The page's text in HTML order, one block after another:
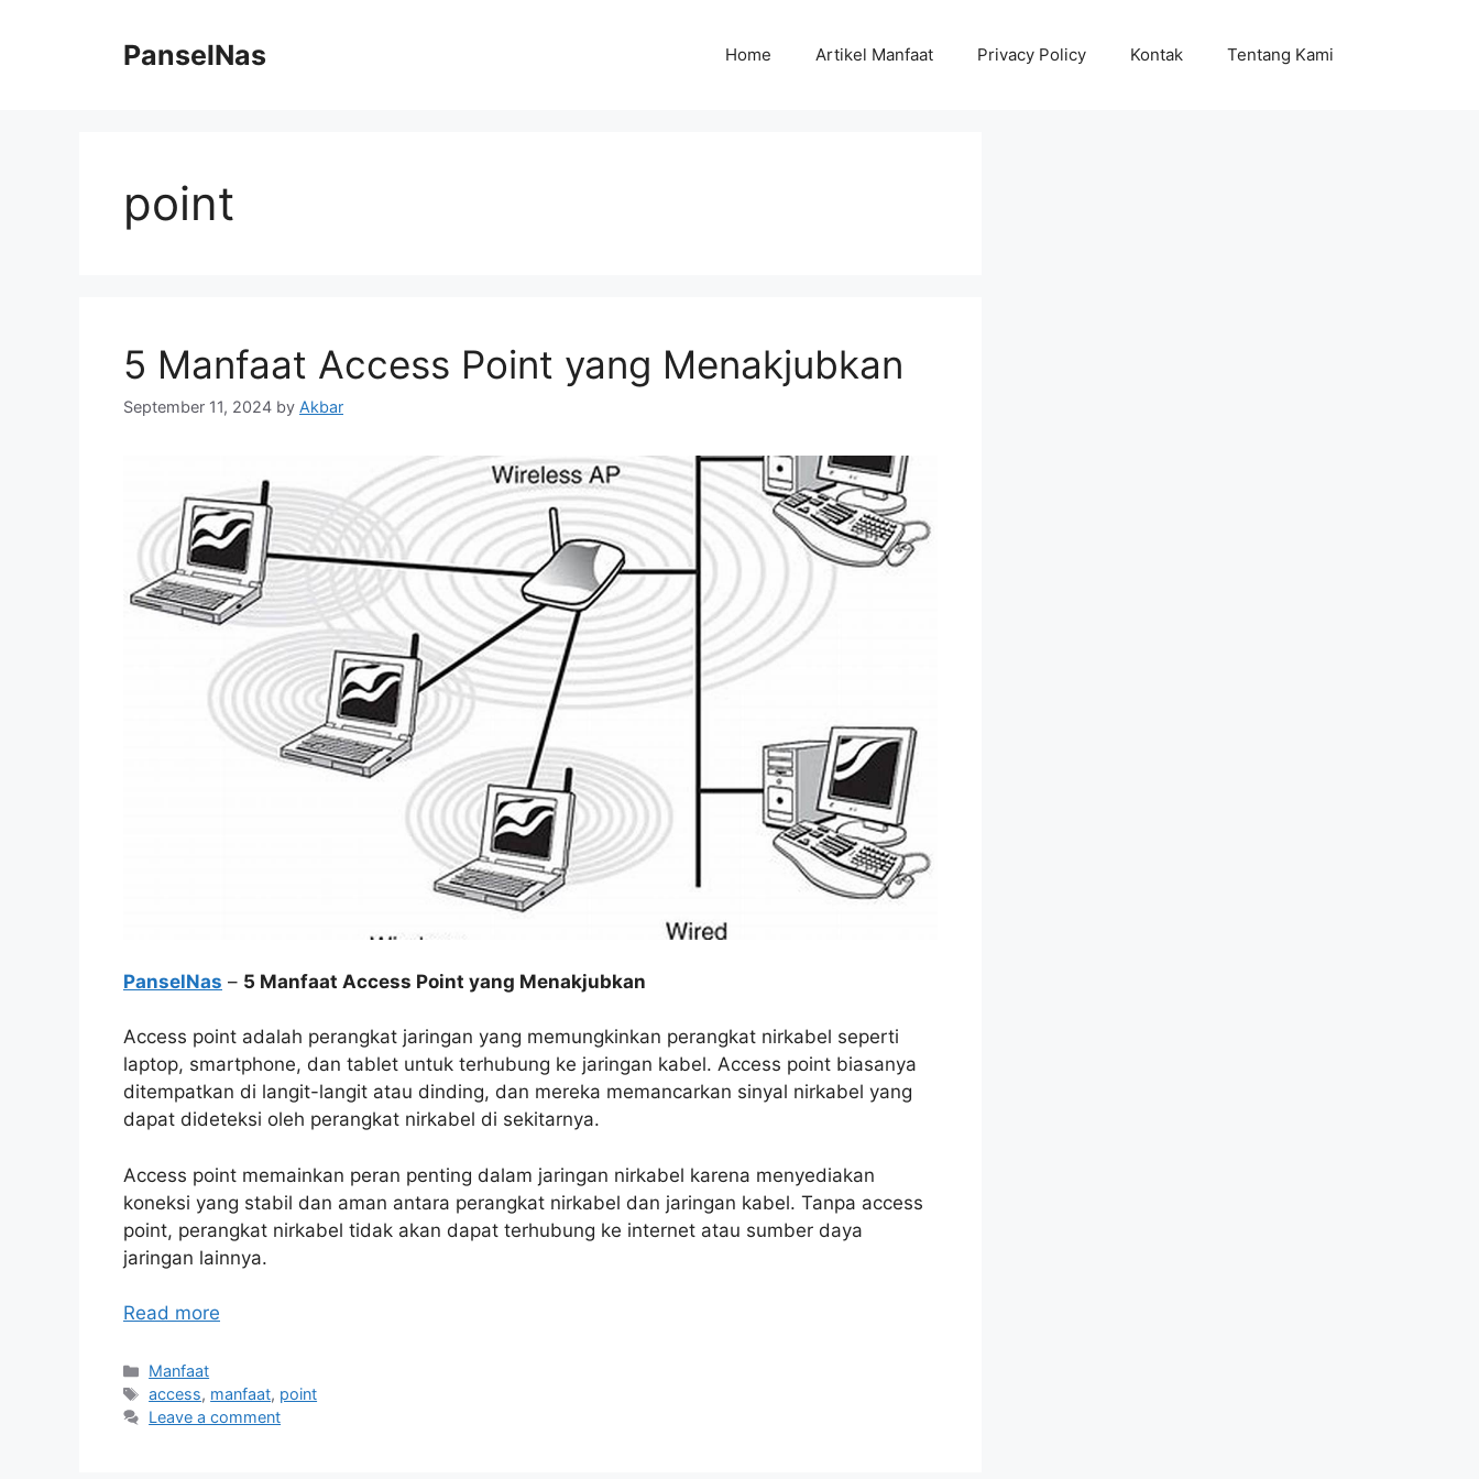
PanselNas Home Artikel Manfaat Privacy Policy Kontak Tentang Kami
point
5 Manfaat Access Point yang Menakjubkan
September 11, 2024 by Akbar
PanselNas – 5 Manfaat Access Point yang Menakjubkan
Access point adalah perangkat jaringan yang memungkinkan perangkat nirkabel seperti
laptop, smartphone, dan tablet untuk terhubung ke jaringan kabel. Access point biasanya
ditempatkan di langit-langit atau dinding, dan mereka memancarkan sinyal nirkabel yang
dapat dideteksi oleh perangkat nirkabel di sekitarnya.
Access point memainkan peran penting dalam jaringan nirkabel karena menyediakan
koneksi yang stabil dan aman antara perangkat nirkabel dan jaringan kabel. Tanpa access
point, perangkat nirkabel tidak akan dapat terhubung ke internet atau sumber daya
jaringan lainnya.
Read more
Categories
Manfaat
Tags
access, manfaat, point
Leave a comment